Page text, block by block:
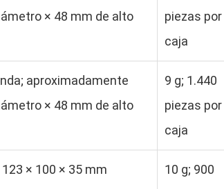
× 48 mm de alto
piezas por
caja
aproximadamente
× 48 mm de alto
9 g; 1.440
piezas por
caja
× 100 × 35 mm
10 g; 900